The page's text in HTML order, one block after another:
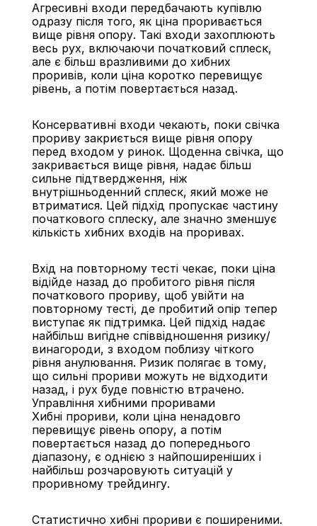
Агресивні входи передбачають купівлю
одразу після того, як ціна проривається
вище рівня опору. Такі входи захоплюють
весь рух, включаючи початковий сплеск,
але є більш вразливими до хибних
проривів, коли ціна коротко перевищує
рівень, а потім повертається назад.
Консервативні входи чекають, поки свічка
прориву закриється вище рівня опору
перед входом у ринок. Щоденна свічка, що
закривається вище рівня, надає більш
сильне підтвердження, ніж
внутрішньоденний сплеск, який може не
втриматися. Цей підхід пропускає частину
початкового сплеску, але значно зменшує
кількість хибних входів на проривах.
Вхід на повторному тесті чекає, поки ціна
відійде назад до пробитого рівня після
початкового прориву, щоб увійти на
повторному тесті, де пробитий опір тепер
виступає як підтримка. Цей підхід надає
найбільш вигідне співвідношення ризику/
винагороди, з входом поблизу чіткого
рівня анулювання. Ризик полягає в тому,
що сильні прориви можуть не відходити
назад, і рух буде повністю втрачено.
Управління хибними проривами
Хибні прориви, коли ціна ненадовго
перевищує рівень опору, а потім
повертається назад до попереднього
діапазону, є однією з найпоширеніших і
найбільш розчаровують ситуацій у
проривному трейдингу.
Статистично хибні прориви є поширеними.